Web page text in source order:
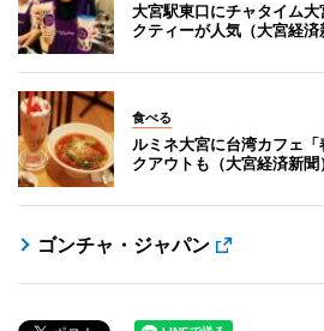
大宮駅東口にチャタイム
クティーが人気（大宮経済
食べる
ルミネ大宮に台湾カフェ
クアウトも（大宮経済新聞）
ゴンチャ・ジャパン